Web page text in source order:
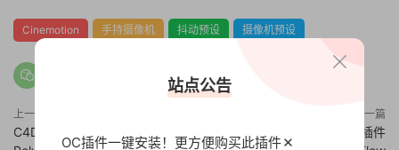
Cinemotion 手持摄像机 抖动预设 摄像机预设
上一篇
C4D多边形纹理随机生成插件
下一篇
RealFlow C4D R25流体模拟插件
站点公告
OC插件一键安装！更方便购买此插件